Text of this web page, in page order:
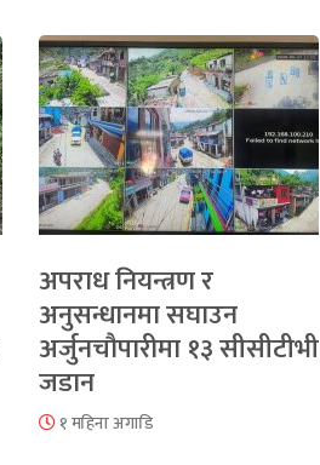
अपराध नियन्त्रण र
अनुसन्धानमा सघाउन
अर्जुनचौपारीमा १३ सीसीटीभी
जडान
१ महिना अगाडि